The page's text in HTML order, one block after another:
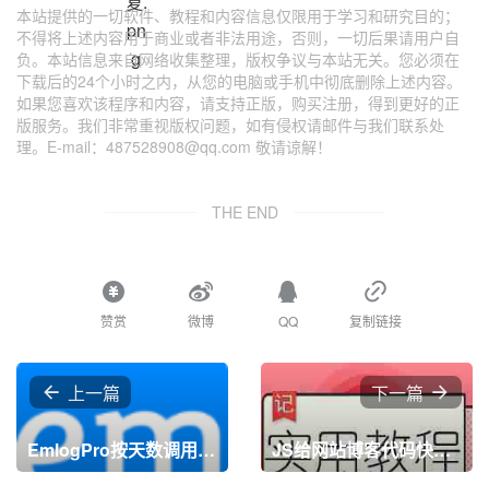
本站提供的一切软件、教程和内容信息仅限用于学习和研究目的；
不得将上述内容用于商业或者非法用途，否则，一切后果请用户自
负。本站信息来自网络收集整理，版权争议与本站无关。您必须在
下载后的24个小时之内，从您的电脑或手机中彻底删除上述内容。
如果您喜欢该程序和内容，请支持正版，购买注册，得到更好的正
版服务。我们非常重视版权问题，如有侵权请邮件与我们联系处
理。E-mail：487528908@qq.com 敬请谅解！
THE END
赞赏 微博 QQ 复制链接
上一篇
EmlogPro按天数调用热门文章和随机文章
下一篇
JS给网站博客代码快添加一键复制按钮(js点击就把内容复制出来)